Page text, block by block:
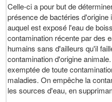
Celle-ci a pour but de
présence de bactéries
auquel est exposé l'eau de
contamination récente par des
humains sans d'ailleurs qu'il
contamination d'origine
exemptée de toute
maladies. On empêche la
les sources d'eau, en